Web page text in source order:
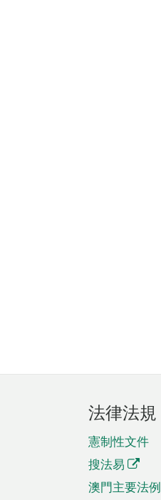
法律法規
憲制性文件
搜法易
澳門主要法例